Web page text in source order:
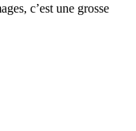
c’est une grosse